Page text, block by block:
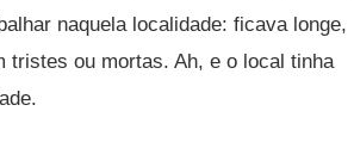
naquela localidade: ficava longe,
tristes ou mortas. Ah, e o local tinha